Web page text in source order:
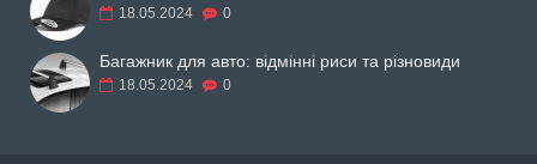
18.05.2024 0
Багажник для авто: відмінні риси та різновиди
18.05.2024 0